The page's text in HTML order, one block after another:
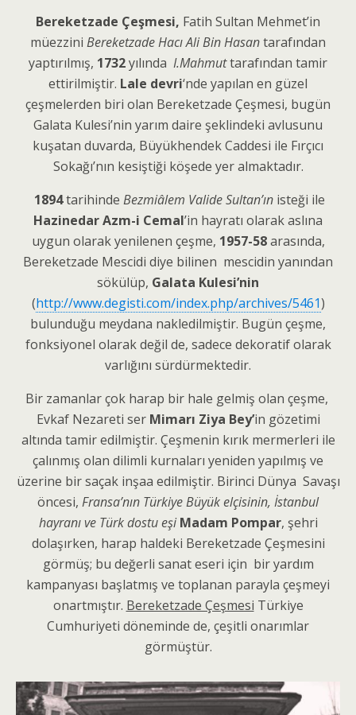
Bereketzade Çeşmesi, Fatih Sultan Mehmet’in
müezzini Bereketzade Hacı Ali Bin Hasantarafından
yaptırılmış, 1732yılında I.Mahmuttarafından tamir
ettirilmiştir. Lale devri‘nde yapılan en güzel
çeşmelerden biri olan Bereketzade Çeşmesi, bugün
Galata Kulesi’nin yarım daire şeklindeki avlusunu
kuşatan duvarda, Büyükhendek Caddesi ile Fırçıcı
Sokağı’nın kesiştiği köşede yer almaktadır.
1894tarihinde Bezmiâlem Valide Sultan’ın isteği ile
Hazinedar Azm-i Cemal’in hayratı olarak aslına
uygun olarak yenilenen çeşme, 1957-58arasında,
Bereketzade Mescidi diye bilinen mescidin yanından
sökülüp, Galata Kulesi’nin
(http://www.degisti.com/index.php/archives/5461)
bulunduğu meydana nakledilmiştir. Bugün çeşme,
fonksiyonel olarak değil de, sadece dekoratif olarak
varlığını sürdürmektedir.
Bir zamanlar çok harap bir hale gelmiş olan çeşme,
Evkaf Nezareti ser Mimarı Ziya Bey’in gözetimi
altında tamir edilmiştir. Çeşmenin kırık mermerleri ile
çalınmış olan dilimli kurnaları yeniden yapılmış ve
üzerine bir saçak inşaa edilmiştir. Birinci Dünya Savaşı
öncesi, Fransa’nın Türkiye Büyük elçisinin, İstanbul
hayranı ve Türk dostu eşi Madam Pompar, şehri
dolaşırken, harap haldeki Bereketzade Çeşmesini
görmüş; bu değerli sanat eseri için bir yardım
kampanyası başlatmış ve toplanan parayla çeşmeyi
onartmıştır. Bereketzade Çeşmesi Türkiye
Cumhuriyeti döneminde de, çeşitli onarımlar
görmüştür.